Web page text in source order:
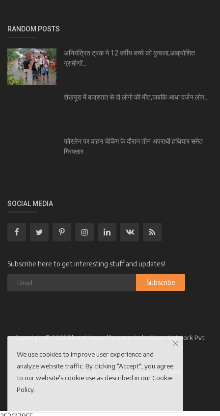
RANDOM POSTS
अनियंत्रित ट्रक ने 12 वर्षीय बच्चे को कुचला,आक्रोशित
ग्रामीणों...
शेखपूरा में बज्रपात से दो लोगो की मौत,जबकि आधा दर्जन लोग...
फोरलेन पर वाहन चेकिंग के दौरान तीन अपराधी हथियार समेत
गिरफ्तार
SOCIAL MEDIA
Subscribe here to get interesting stuff and updates!
Subscribe
Copyright © 2025 Bharat News (Swarnim India News Network Pvt.
Ltd.)- All Rights Reserved.
We use cookies to improve user experience and
analyze website traffic. By clicking “Accept“, you agree
to our website's cookie use as described in ourCookie
Policy